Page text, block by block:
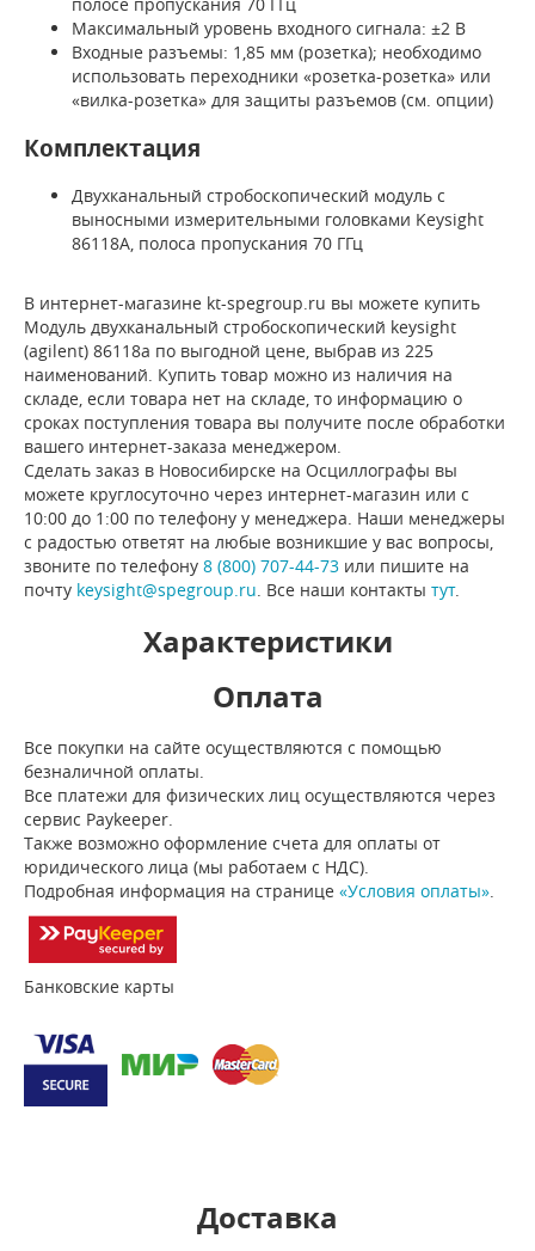
Максимальный уровень входного сигнала: ±2 В
Входные разъемы: 1,85 мм (розетка); необходимо
использовать переходники «розетка-розетка» или
«вилка-розетка» для защиты разъемов (см. опции)
Комплектация
Двухканальный стробоскопический модуль с
выносными измерительными головками Keysight
86118A, полоса пропускания 70 ГГц
В интернет-магазине kt-spegroup.ru вы можете купить
Модуль двухканальный стробоскопический keysight
(agilent) 86118a по выгодной цене, выбрав из 225
наименований. Купить товар можно из наличия на
складе, если товара нет на складе, то информацию о
сроках поступления товара вы получите после обработки
вашего интернет-заказа менеджером.
Сделать заказ в Новосибирске на Осциллографы вы
можете круглосуточно через интернет-магазин или с
10:00 до 1:00 по телефону у менеджера. Наши менеджеры
с радостью ответят на любые возникшие у вас вопросы,
звоните по телефону 8 (800) 707-44-73 или пишите на
почту keysight@spegroup.ru . Все наши контакты тут.
Характеристики
Оплата
Все покупки на сайте осуществляются с помощью
безналичной оплаты.
Все платежи для физических лиц осуществляются через
сервис Paykeeper.
Также возможно оформление счета для оплаты от
юридического лица (мы работаем с НДС).
Подробная информация на странице «Условия оплаты»
Банковские карты
Доставка